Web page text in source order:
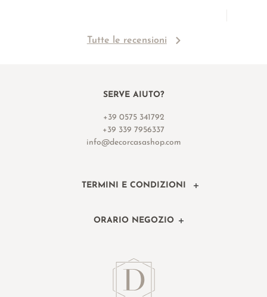
Tutte le recensioni
SERVE AIUTO?
+39 0575 341792
+39 339 7956337
info@decorcasashop.com
TERMINI E CONDIZIONI
ORARIO NEGOZIO